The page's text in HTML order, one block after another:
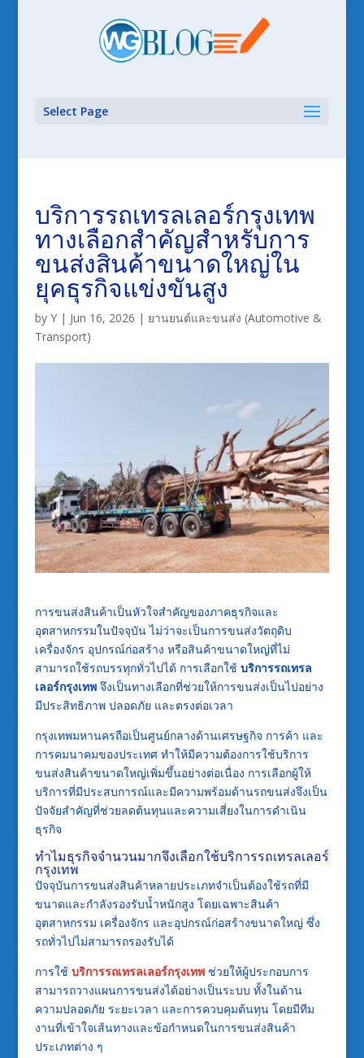
Select Page
บริการรถเทรลเลอร์กรุงเทพ
ทางเลือกสำคัญสำหรับการ
ขนส่งสินค้าขนาดใหญ่ใน
ยุคธุรกิจแข่งขันสูง
by Y| Jun 16, 2026 | ยานยนต์และขนส่ง (Automotive &
Transport)
การขนส่งสินค้าเป็นหัวใจสำคัญของภาคธุรกิจและ
อุตสาหกรรมในปัจจุบัน ไม่ว่าจะเป็นการขนส่งวัตถุดิบ
เครื่องจักร อุปกรณ์ก่อสร้าง หรือสินค้าขนาดใหญ่ที่ไม่
สามารถใช้รถบรรทุกทั่วไปได้ การเลือกใช้ บริการรถเทรล
เลอร์กรุงเทพจึงเป็นทางเลือกที่ช่วยให้การขนส่งเป็นไปอย่าง
มีประสิทธิภาพ ปลอดภัย และตรงต่อเวลา
กรุงเทพมหานครถือเป็นศูนย์กลางด้านเศรษฐกิจ การค้า และ
การคมนาคมของประเทศ ทำให้มีความต้องการใช้บริการ
ขนส่งสินค้าขนาดใหญ่เพิ่มขึ้นอย่างต่อเนื่อง การเลือกผู้ให้
บริการที่มีประสบการณ์และมีความพร้อมด้านรถขนส่งจึงเป็น
ปัจจัยสำคัญที่ช่วยลดต้นทุนและความเสี่ยงในการดำเนิน
ธุรกิจ
ทำไมธุรกิจจำนวนมากจึงเลือกใช้บริการรถเทรลเลอร์
กรุงเทพ
ปัจจุบันการขนส่งสินค้าหลายประเภทจำเป็นต้องใช้รถที่มี
ขนาดและกำลังรองรับน้ำหนักสูง โดยเฉพาะสินค้า
อุตสาหกรรม เครื่องจักร และอุปกรณ์ก่อสร้างขนาดใหญ่ ซึ่ง
รถทั่วไปไม่สามารถรองรับได้
การใช้ บริการรถเทรลเลอร์กรุงเทพช่วยให้ผู้ประกอบการ
สามารถวางแผนการขนส่งได้อย่างเป็นระบบ ทั้งในด้าน
ความปลอดภัย ระยะเวลา และการควบคุมต้นทุน โดยมีทีม
งานที่เข้าใจเส้นทางและข้อกำหนดในการขนส่งสินค้า
ประเภทต่าง ๆ